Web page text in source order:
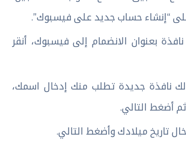
“إنشاء حساب جديد على فيسبوك”.
بعنوان الانضمام إلى فيسبوك، أنقر
نافذة جديدة تطلب منك إدخال اسمك،
أضغط التالي.
تاريخ ميلادك وأضغط التالي.